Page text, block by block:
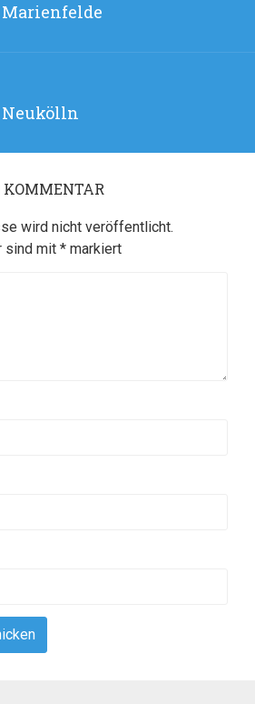
KOMMENTAR
wird nicht veröffentlicht.
sind mit * markiert